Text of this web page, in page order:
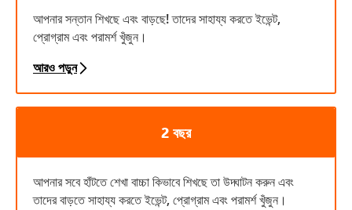
আপনার সন্তান শিখছে এবং বাড়ছে! তাদের সাহায্য করতে ইভেন্ট,
প্রোগ্রাম এবং পরামর্শ খুঁজুন।
আরও পড়ুন
2 বছর
আপনার সবে হাঁটতে শেখা বাচ্চা কিভাবে শিখছে তা উদ্ঘাটন করুন এবং
তাদের বাড়তে সাহায্য করতে ইভেন্ট, প্রোগ্রাম এবং পরামর্শ খুঁজুন।